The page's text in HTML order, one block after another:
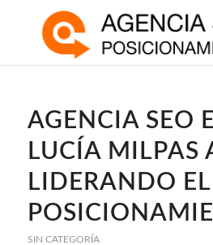
AGENCIA SEO
LUCÍA MILPAS
LIDERANDO EL
SIN CATEGORÍA